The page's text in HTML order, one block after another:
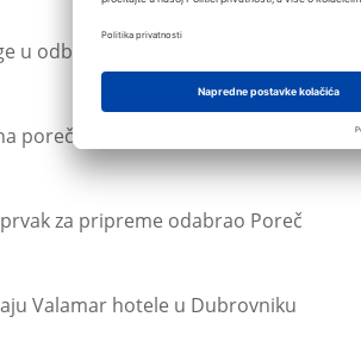
u odbojci na trampolinu Valamar Club
porečke ulice
za pripreme odabrao Poreč
Valamar hotele u Dubrovniku